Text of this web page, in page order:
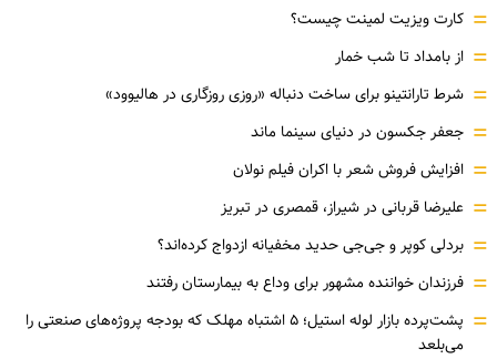
= کارت ویزیت لمینت چیست؟
= از بامداد تا شب خمار
= شرط تارانتینو برای ساخت دنباله «روزی روزگاری در هالیوود»
= جعفر جکسون در دنیای سینما ماند
= افزایش فروش شعر با اکران فیلم نولان
= علیرضا قربانی در شیراز، قمصری در تبریز
= بردلی کوپر و جی‌جی حدید مخفیانه ازدواج کرده‌اند؟
= فرزندان خواننده مشهور برای وداع به بیمارستان رفتند
=
پشت‌پرده بازار لوله استیل؛ ۵ اشتباه مهلک که بودجه پروژه‌های صنعتی را
می‌بلعد